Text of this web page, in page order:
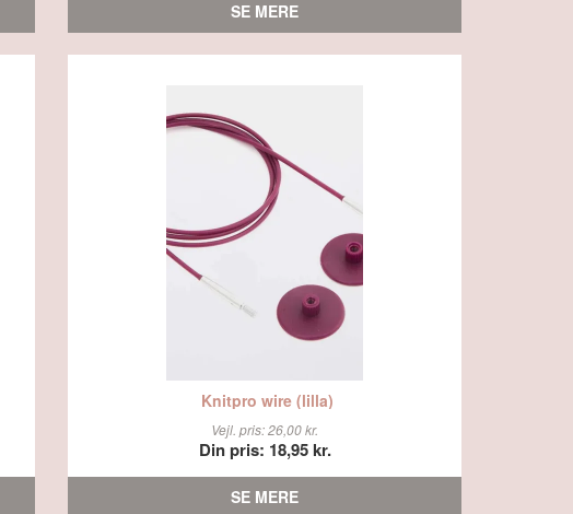
SE MERE
Knitpro wire (lilla)
Vejl. pris: 26,00 kr.
Din pris: 18,95 kr.
SE MERE